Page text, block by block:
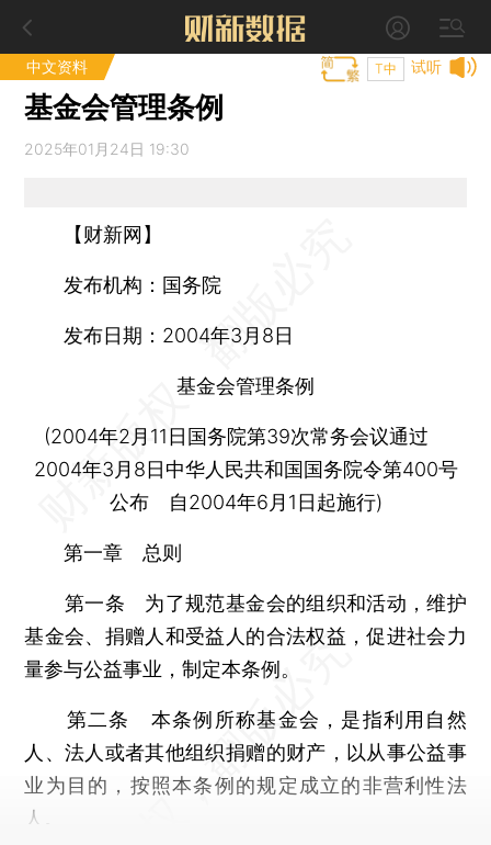
中文资料 试听
T中
基金会管理条例
2025年01月24日 19:30
【财新网】
发布机构： 国务院
发布日期： 2004年3月8日
基金会管理条例
(2004年2月11日国务院第39次常务会议通过
2004年3月8日中华人民共和国国务院令第400号
公布 自2004年6月1日起施行)
第一章 总则
第一条 为了规范基金会的组织和活动，维护
基金会、捐赠人和受益人的合法权益，促进社会力
量参与公益事业，制定本条例。
第二条 本条例所称基金会，是指利用自然
人、法人或者其他组织捐赠的财产，以从事公益事
业为目的，按照本条例的规定成立的非营利性法
人。